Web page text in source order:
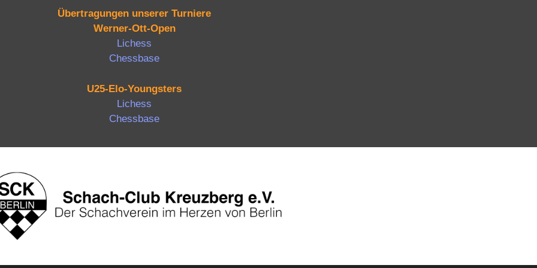
Übertragungen unserer Turniere
Werner-Ott-Open
Lichess
Chessbase
U25-Elo-Youngsters
Lichess
Chessbase